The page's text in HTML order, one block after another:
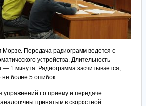
Морзе. Передача радиограмм ведется с
устройства. Длительность
— 1 минута. Радиограмма засчитывается,
не более 5 ошибок.
упражнений по приему и передаче
принятым в скоростной